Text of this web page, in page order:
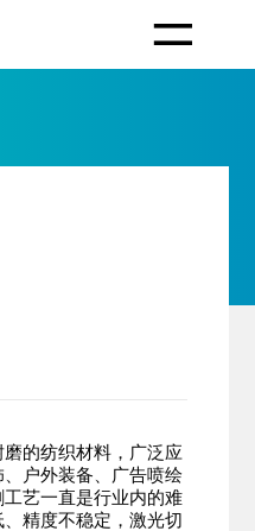
的纺织材料，广泛应
户外装备、广告喷绘
艺一直是行业内的难
精度不稳定，激光切